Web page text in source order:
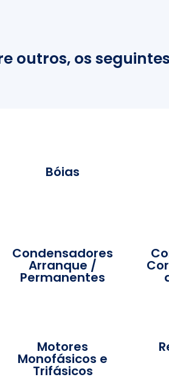
outros, os
Bóias
Condensadores
Arranque /
Permanentes
Motores
Monofásicos e
Trifásicos